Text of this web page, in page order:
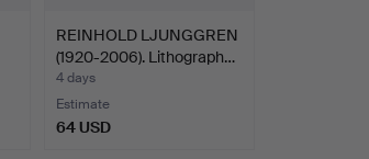
REINHOLD LJUNGGREN
(1920-2006). Lithograph…
4 days
Estimate
64 USD